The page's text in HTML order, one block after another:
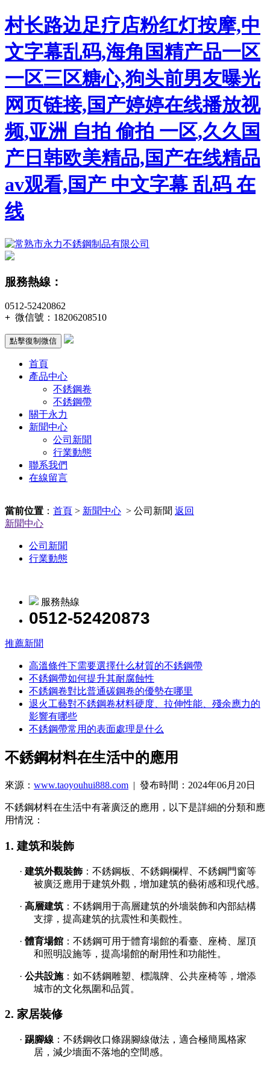
村长路边足疗店粉红灯按摩,中
文字幕乱码,海角国精产品一区
一区三区糖心,狗头前男友曝光
网页链接,国产婷婷在线播放视
频,亚洲 自拍 偷拍 一区,久久国
产日韩欧美精品,国产在线精品
av观看,国产 中文字幕 乱码 在
线
服務熱線：
0512-52420862
+ 微信號： 18206208510
點擊復制微信
首頁
產品中心
不銹鋼卷
不銹鋼帶
關于永力
新聞中心
公司新聞
行業動態
聯系我們
在線留言
當前位置 ： 首頁 > 新聞中心 > 公司新聞 返回
新聞中心
公司新聞
行業動態
服務熱線
0512-52420873
推薦新聞
高溫條件下需要選擇什么材質的不銹鋼帶
不銹鋼帶如何提升其耐腐蝕性
不銹鋼卷對比普通碳鋼卷的優勢在哪里
退火工藝對不銹鋼卷材料硬度、拉伸性能、殘余應力的
影響有哪些
不銹鋼帶常用的表面處理是什么
不銹鋼材料在生活中的應用
來源： www.taoyouhui888.com | 發布時間：2024年06月20日
不銹鋼材料在生活中有著廣泛的應用，以下是詳細的分類和應
用情況：
1. 建筑和裝飾
· 建筑外觀裝飾 ：不銹鋼板、不銹鋼欄桿、不銹鋼門窗等
被廣泛應用于建筑外觀，增加建筑的藝術感和現代感。
· 高層建筑 ：不銹鋼用于高層建筑的外墻裝飾和內部結構
支撐，提高建筑的抗震性和美觀性。
· 體育場館 ：不銹鋼可用于體育場館的看臺、座椅、屋頂
和照明設施等，提高場館的耐用性和功能性。
· 公共設施：如不銹鋼雕塑、標識牌、公共座椅等，增添
城市的文化氛圍和品質。
2. 家居裝修
· 踢腳線 ：不銹鋼收口條踢腳線做法，適合極簡風格家
居，減少墻面不落地的空間感。